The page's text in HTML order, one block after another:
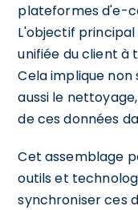
plateformes d'e-
L'objectif
unifiée du client à
Cela implique
aussi le
de ces données
Cet assemblage
outils et
synchroniser ces